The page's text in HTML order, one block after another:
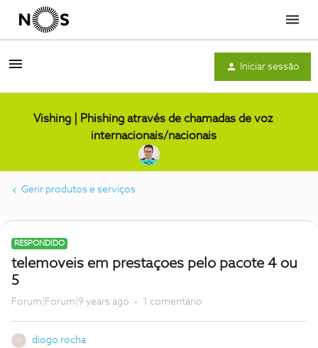
Menu
Iniciar sessão
Vishing | Phishing através de chamadas de voz
internacionais/nacionais
Gerir produtos e serviços
RESPONDIDO
telemoveis em prestaçoes pelo pacote 4 ou
5
Forum|Forum|9 years ago 1 comentário
D diogo rocha